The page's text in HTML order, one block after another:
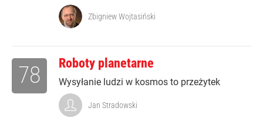
Zbigniew Wojtasiński
Roboty planetarne
Wysyłanie ludzi w kosmos to przeżytek
78
Jan Stradowski